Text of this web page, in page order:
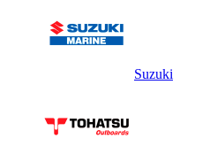
Suzuki